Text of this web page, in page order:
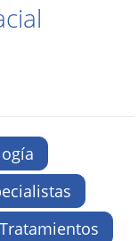
Tratamientos